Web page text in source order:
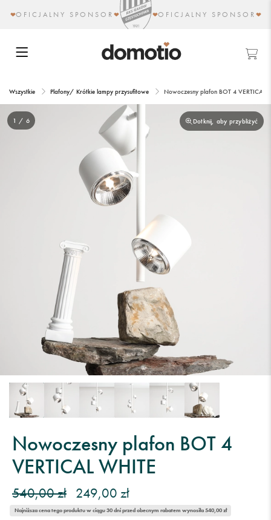
OFICJALNY SPONSOR OFICJALNY SPONSOR
Wszystkie Plafony/ Krótkie lampy przysufitowe Nowoczesny plafon BOT 4 VERTICAL
Dotknij, aby przybliżyć
1 / 6
Nowoczesny plafon BOT 4
VERTICAL WHITE
540,00 zł 249,00 zł
Najniższa cena tego produktu w ciągu 30 dni przed obecnym rabatem wynosiła 540,00 zł